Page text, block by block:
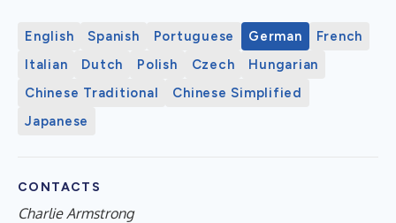
English Spanish Portuguese German
French
Italian
Dutch Polish Czech
Hungarian
Chinese Traditional
Chinese Simplified
Japanese
CONTACTS
Charlie Armstrong